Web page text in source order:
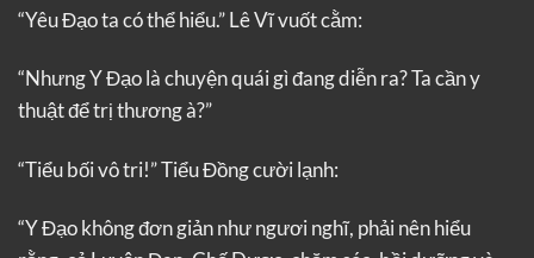
“Yêu Đạo ta có thể hiểu.” Lê Vĩ vuốt cằm:
“Nhưng Y Đạo là chuyện quái gì đang diễn ra? Ta cần y
thuật để trị thương à?”
“Tiểu bối vô tri!” Tiểu Đồng cười lạnh:
“Y Đạo không đơn giản như ngươi nghĩ, phải nên hiểu